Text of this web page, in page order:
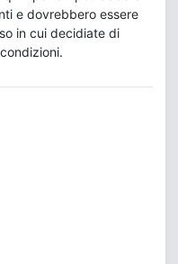
e dovrebbero essere
in cui decidiate di